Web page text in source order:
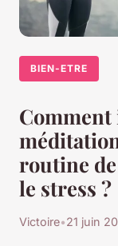
BIEN-ETRE
Comment
routine
le stress ?
Victoire•21 juin